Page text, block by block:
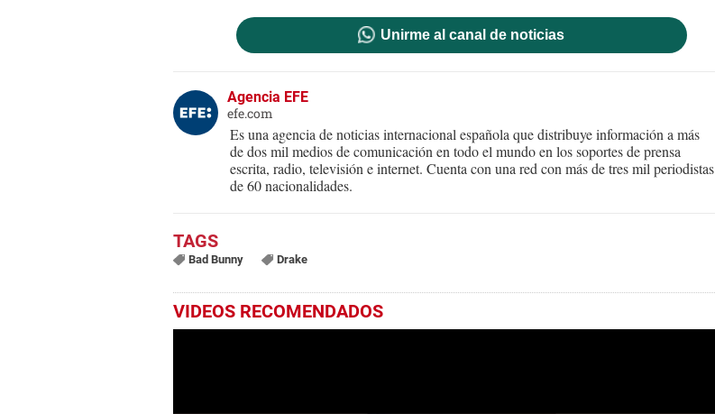
Unirme al canal de noticias
Agencia EFE
efe.com
Es una agencia de noticias internacional española que distribuye información a más
de dos mil medios de comunicación en todo el mundo en los soportes de prensa
escrita, radio, televisión e internet. Cuenta con una red con más de tres mil periodistas
de 60 nacionalidades.
Bad Bunny Drake
VIDEOS RECOMENDADOS